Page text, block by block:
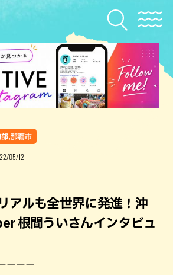
,那覇市
05/12
アルも全世界に発進！沖
根間ういさんインタビュ
ーーー